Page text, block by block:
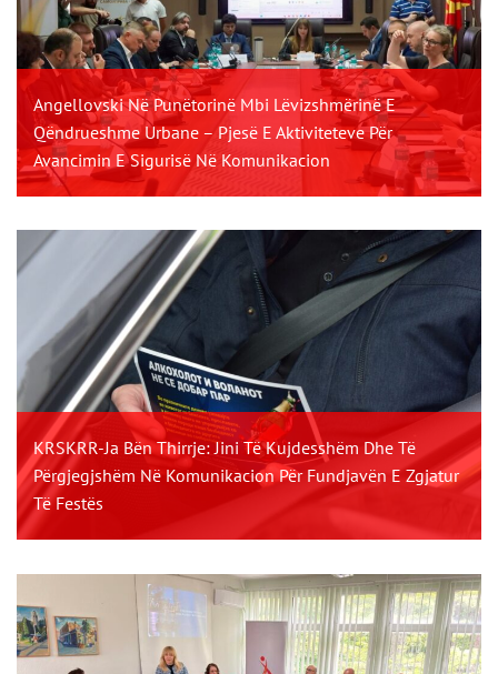
Angellovski Në Punëtorinë Mbi Lëvizshmërinë E
Qëndrueshme Urbane – Pjesë E Aktiviteteve Për
Avancimin E Sigurisë Në Komunikacion
KRSKRR-Ja Bën Thirrje: Jini Të Kujdesshëm Dhe Të
Përgjegjshëm Në Komunikacion Për Fundjavën E Zgjatur
Të Festës